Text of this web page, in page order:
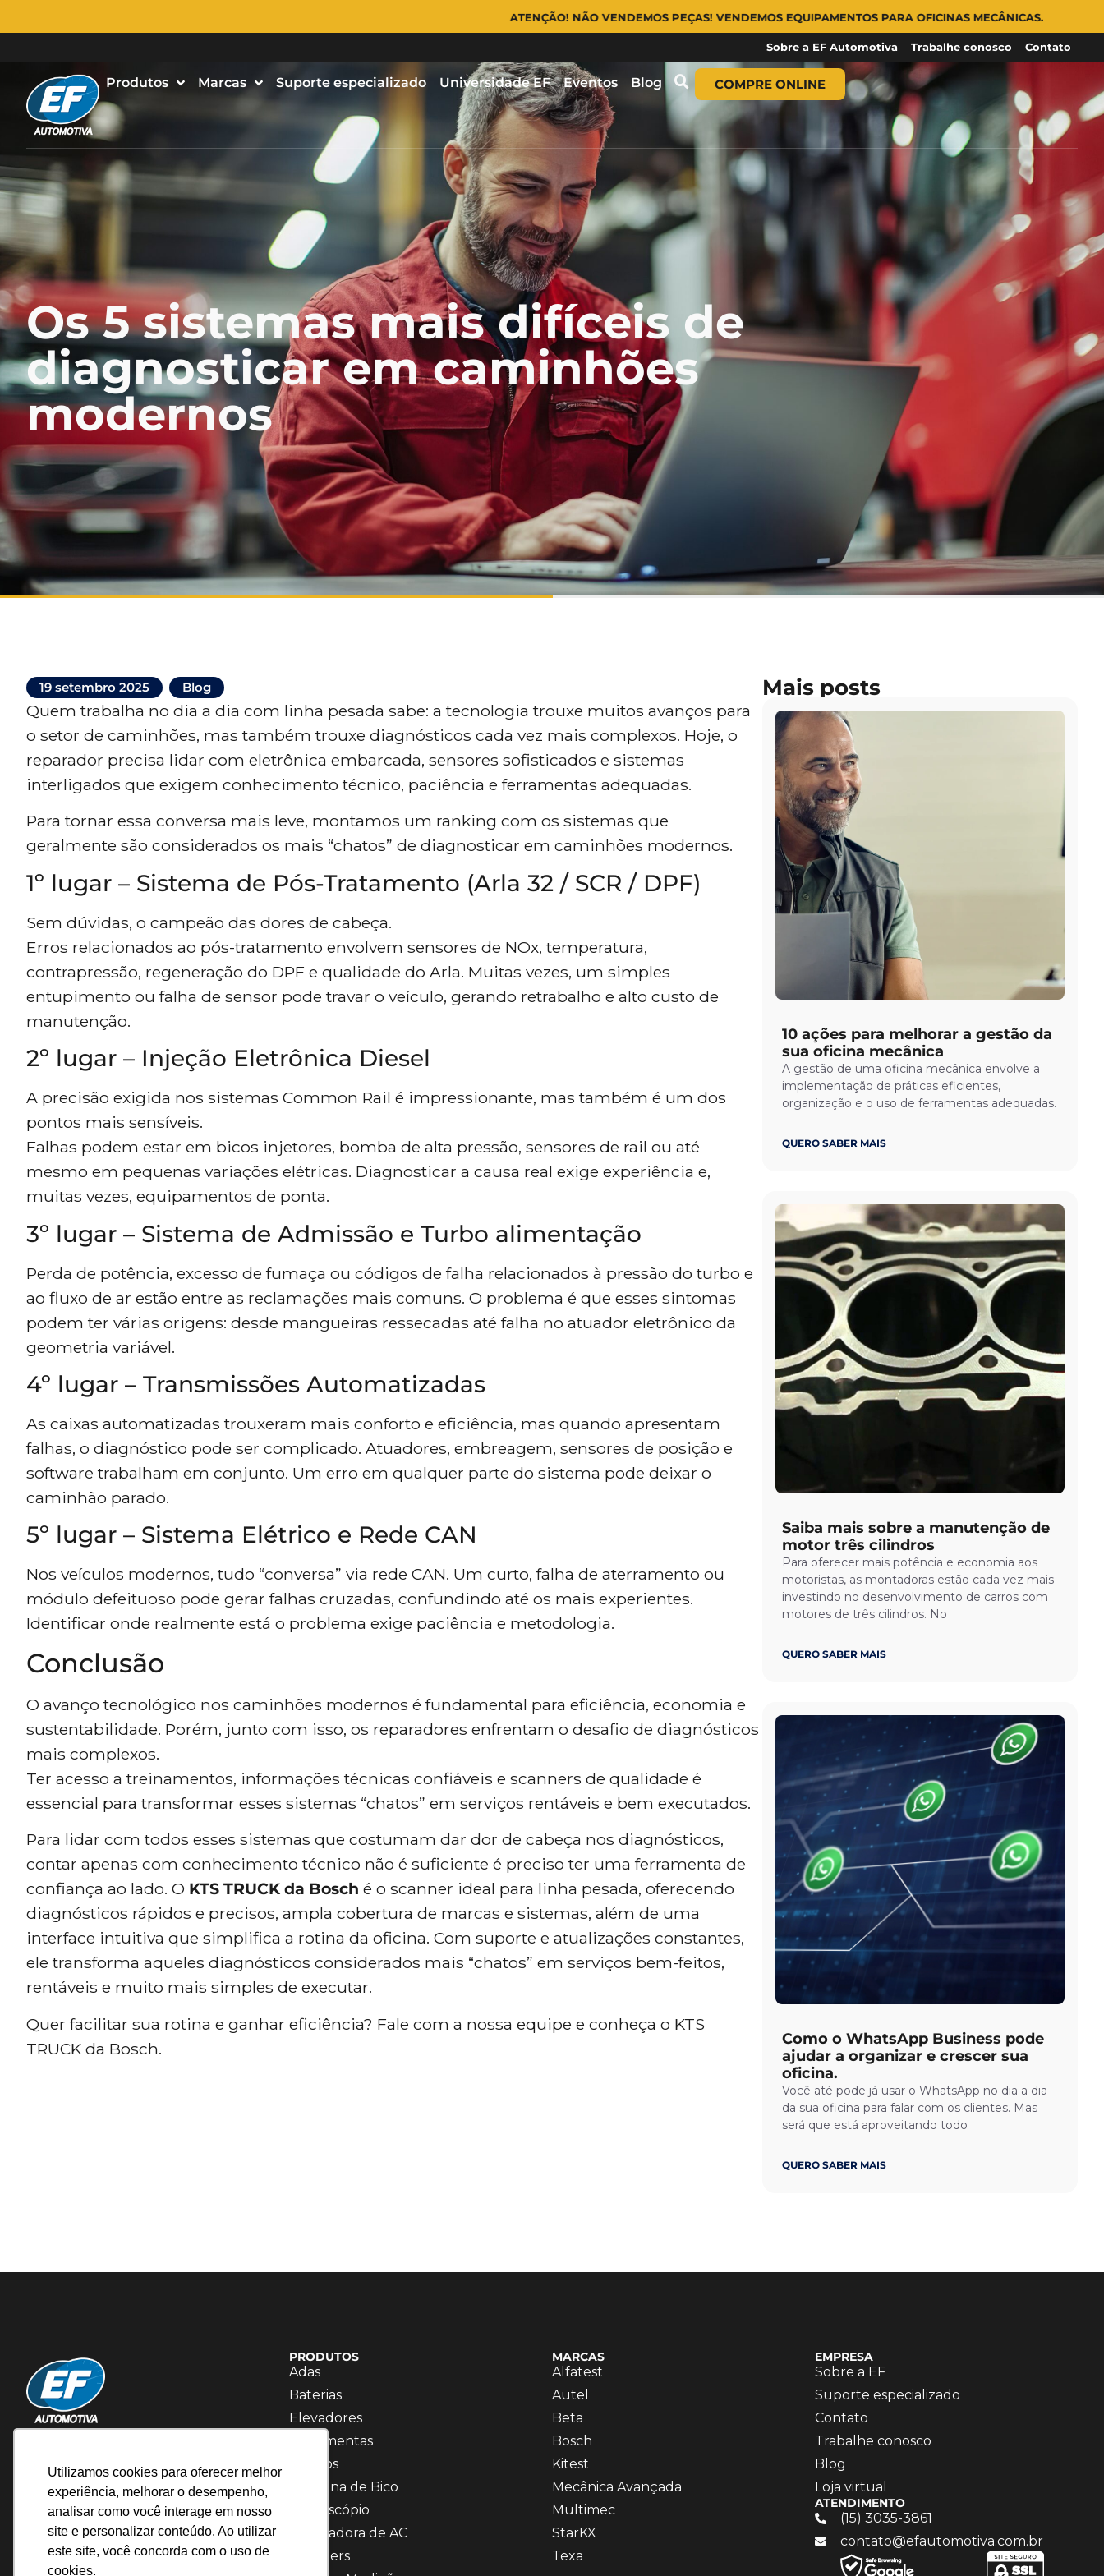
Utilizamos cookies para oferecer melhor
experiência, melhorar o desempenho,
analisar como você interage em nosso
site e personalizar conteúdo. Ao utilizar
este site, você concorda com o uso de
cookies.
ATENÇÃO! NÃO VENDEMOS PEÇAS! VENDEMOS EQUIPAMENTOS PARA OFICINAS MECÂNICAS.
Sobre a EF Automotiva Trabalhe conosco Contato
Produtos Marcas Suporte especializado Universidade EF Eventos Blog COMPRE ONLINE
Os 5 sistemas mais difíceis de
diagnosticar em caminhões
modernos
19 setembro 2025 Blog
Quem trabalha no dia a dia com linha pesada sabe: a tecnologia trouxe muitos avanços para
o setor de caminhões, mas também trouxe diagnósticos cada vez mais complexos. Hoje, o
reparador precisa lidar com eletrônica embarcada, sensores sofisticados e sistemas
interligados que exigem conhecimento técnico, paciência e ferramentas adequadas.
Para tornar essa conversa mais leve, montamos um ranking com os sistemas que
geralmente são considerados os mais “chatos” de diagnosticar em caminhões modernos.
1º lugar – Sistema de Pós-Tratamento (Arla 32 / SCR / DPF)
Sem dúvidas, o campeão das dores de cabeça.
Erros relacionados ao pós-tratamento envolvem sensores de NOx, temperatura,
contrapressão, regeneração do DPF e qualidade do Arla. Muitas vezes, um simples
entupimento ou falha de sensor pode travar o veículo, gerando retrabalho e alto custo de
manutenção.
2º lugar – Injeção Eletrônica Diesel
A precisão exigida nos sistemas Common Rail é impressionante, mas também é um dos
pontos mais sensíveis.
Falhas podem estar em bicos injetores, bomba de alta pressão, sensores de rail ou até
mesmo em pequenas variações elétricas. Diagnosticar a causa real exige experiência e,
muitas vezes, equipamentos de ponta.
3º lugar – Sistema de Admissão e Turbo alimentação
Perda de potência, excesso de fumaça ou códigos de falha relacionados à pressão do turbo e
ao fluxo de ar estão entre as reclamações mais comuns. O problema é que esses sintomas
podem ter várias origens: desde mangueiras ressecadas até falha no atuador eletrônico da
geometria variável.
4º lugar – Transmissões Automatizadas
As caixas automatizadas trouxeram mais conforto e eficiência, mas quando apresentam
falhas, o diagnóstico pode ser complicado. Atuadores, embreagem, sensores de posição e
software trabalham em conjunto. Um erro em qualquer parte do sistema pode deixar o
caminhão parado.
5º lugar – Sistema Elétrico e Rede CAN
Nos veículos modernos, tudo “conversa” via rede CAN. Um curto, falha de aterramento ou
módulo defeituoso pode gerar falhas cruzadas, confundindo até os mais experientes.
Identificar onde realmente está o problema exige paciência e metodologia.
Conclusão
O avanço tecnológico nos caminhões modernos é fundamental para eficiência, economia e
sustentabilidade. Porém, junto com isso, os reparadores enfrentam o desafio de diagnósticos
mais complexos.
Ter acesso a treinamentos, informações técnicas confiáveis e scanners de qualidade é
essencial para transformar esses sistemas “chatos” em serviços rentáveis e bem executados.
Para lidar com todos esses sistemas que costumam dar dor de cabeça nos diagnósticos,
contar apenas com conhecimento técnico não é suficiente é preciso ter uma ferramenta de
confiança ao lado. O KTS TRUCK da Bosch é o scanner ideal para linha pesada, oferecendo
diagnósticos rápidos e precisos, ampla cobertura de marcas e sistemas, além de uma
interface intuitiva que simplifica a rotina da oficina. Com suporte e atualizações constantes,
ele transforma aqueles diagnósticos considerados mais “chatos” em serviços bem-feitos,
rentáveis e muito mais simples de executar.
Quer facilitar sua rotina e ganhar eficiência? Fale com a nossa equipe e conheça o KTS
TRUCK da Bosch.
Mais posts
10 ações para melhorar a gestão da
sua oficina mecânica
A gestão de uma oficina mecânica envolve a
implementação de práticas eficientes,
organização e o uso de ferramentas adequadas.
QUERO SABER MAIS
Saiba mais sobre a manutenção de
motor três cilindros
Para oferecer mais potência e economia aos
motoristas, as montadoras estão cada vez mais
investindo no desenvolvimento de carros com
motores de três cilindros. No
QUERO SABER MAIS
Como o WhatsApp Business pode
ajudar a organizar e crescer sua
oficina.
Você até pode já usar o WhatsApp no dia a dia
da sua oficina para falar com os clientes. Mas
será que está aproveitando todo
QUERO SABER MAIS
PRODUTOS
Adas
Baterias
Elevadores
Ferramentas
Fluídos
Máquina de Bico
Osciloscópio
Recicladora de AC
Scanners
MARCAS
Alfatest
Autel
Beta
Bosch
Kitest
Mecânica Avançada
Multimec
StarKX
Texa
EMPRESA
Sobre a EF
Suporte especializado
Contato
Trabalhe conosco
Blog
Loja virtual
ATENDIMENTO
(15) 3035-3861
contato@efautomotiva.com.br